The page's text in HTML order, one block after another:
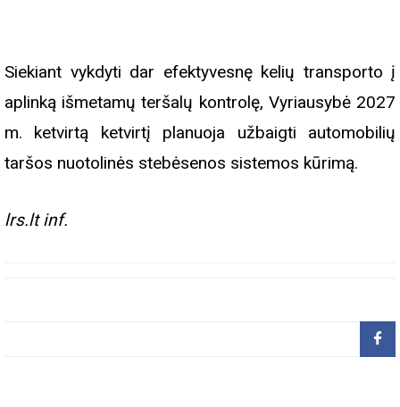
Siekiant vykdyti dar efektyvesnę kelių transporto į
aplinką išmetamų teršalų kontrolę, Vyriausybė 2027
m. ketvirtą ketvirtį planuoja užbaigti automobilių
taršos nuotolinės stebėsenos sistemos kūrimą.
lrs.lt inf.